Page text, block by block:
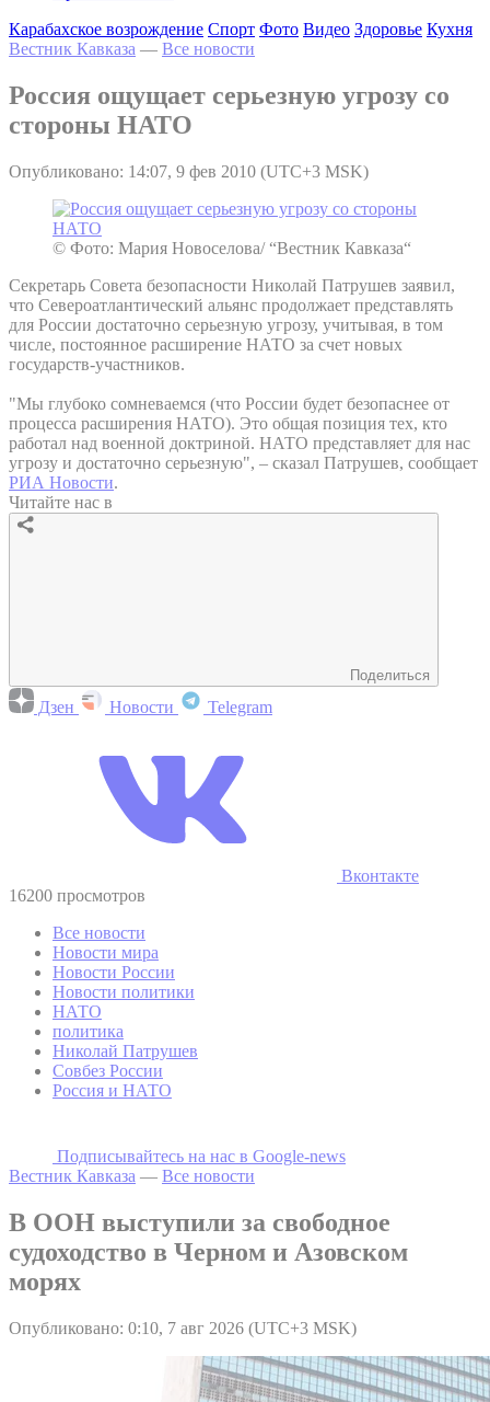
Карабахское возрождение Спорт Фото Видео Здоровье Кухня
Вестник Кавказа — Все новости
Россия ощущает серьезную угрозу со
стороны НАТО
Опубликовано: 14:07, 9 фев 2010 (UTC+3 MSK)
© Фото: Мария Новоселова/ “Вестник Кавказа“
Секретарь Совета безопасности Николай Патрушев заявил,
что Североатлантический альянс продолжает представлять
для России достаточно серьезную угрозу, учитывая, в том
числе, постоянное расширение НАТО за счет новых
государств-участников.
"Мы глубоко сомневаемся (что России будет безопаснее от
процесса расширения НАТО). Это общая позиция тех, кто
работал над военной доктриной. НАТО представляет для нас
угрозу и достаточно серьезную", – сказал Патрушев, сообщает
РИА Новости.
Читайте нас в
Поделиться
Дзен Новости Telegram
Вконтакте
16200 просмотров
Все новости
Новости мира
Новости России
Новости политики
НАТО
политика
Николай Патрушев
Совбез России
Россия и НАТО
Подписывайтесь на наc в Google-news
Вестник Кавказа — Все новости
В ООН выступили за свободное
судоходство в Черном и Азовском
морях
Опубликовано: 0:10, 7 авг 2026 (UTC+3 MSK)